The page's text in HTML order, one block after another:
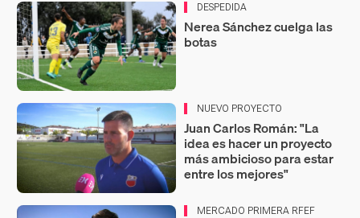
DESPEDIDA
Nerea Sánchez cuelga las
botas
NUEVO PROYECTO
Juan Carlos Román: "La
idea es hacer un proyecto
más ambicioso para estar
entre los mejores"
MERCADO PRIMERA RFEF